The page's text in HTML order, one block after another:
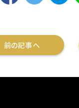
前の記事へ